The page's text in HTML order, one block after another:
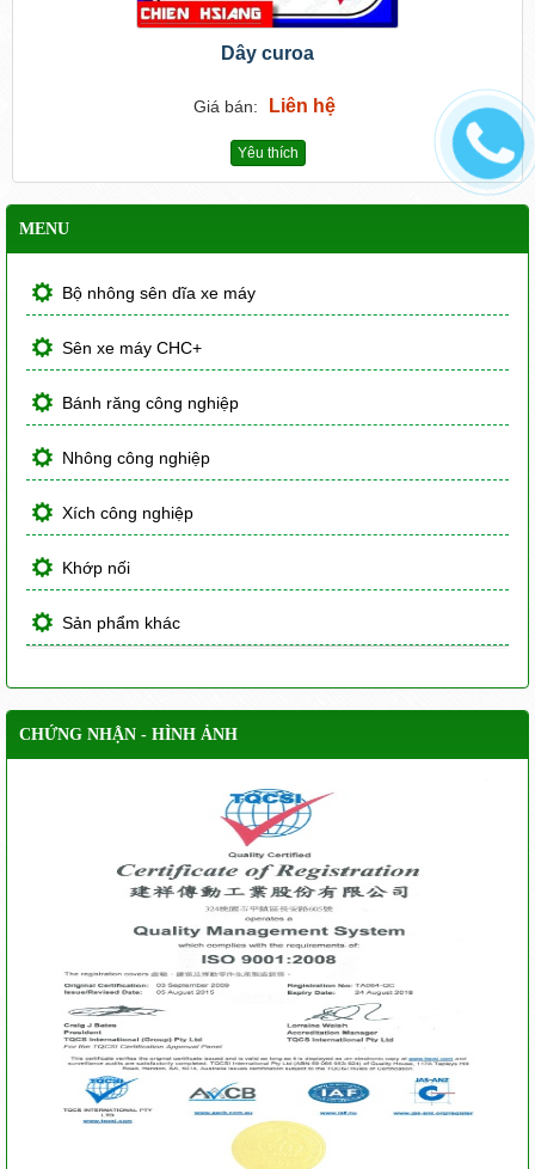
Dây curoa
Giá bán: Liên hệ
Yêu thích
MENU
Bộ nhông sên dĩa xe máy
Sên xe máy CHC+
Bánh răng công nghiệp
Nhông công nghiệp
Xích công nghiệp
Khớp nối
Sản phẩm khác
CHỨNG NHẬN - HÌNH ẢNH